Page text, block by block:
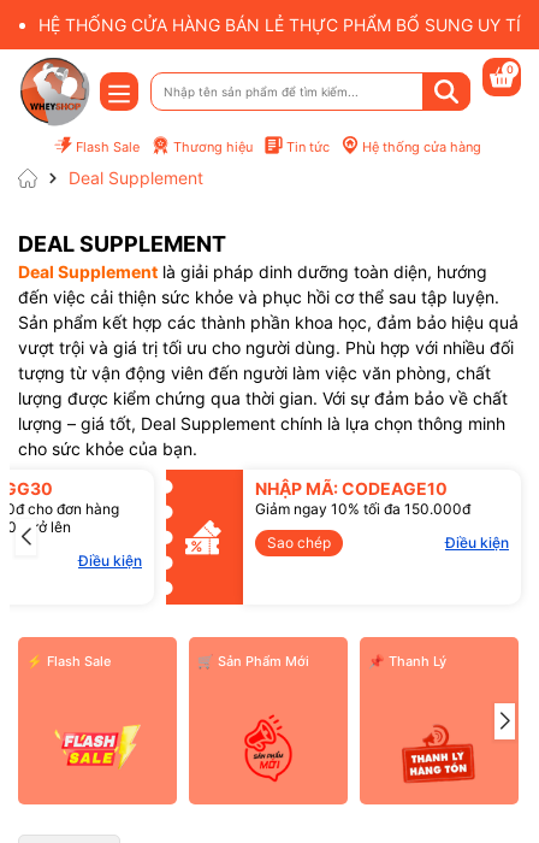
HỆ THỐNG CỬA HÀNG BÁN LẺ THỰC PHẨM BỔ SUNG UY
Flash Sale Thương hiệu Tin tức Hệ thống cửa hàng
0
Deal Supplement
DEAL SUPPLEMENT
Deal Supplement là giải pháp dinh dưỡng toàn diện, hướng
đến việc cải thiện sức khỏe và phục hồi cơ thể sau tập luyện.
Sản phẩm kết hợp các thành phần khoa học, đảm bảo hiệu quả
vượt trội và giá trị tối ưu cho người dùng. Phù hợp với nhiều đối
tượng từ vận động viên đến người làm việc văn phòng, chất
lượng được kiểm chứng qua thời gian. Với sự đảm bảo về chất
lượng – giá tốt, Deal Supplement chính là lựa chọn thông minh
cho sức khỏe của bạn.
cho đơn hàng
trở lên
Điều kiện
NHẬP MÃ: CODEAGE10
Giảm ngay 10% tối đa 150.000đ
Sao chép
Điều kiện
Mã giảm giá:
Điều kiện:
⚡ Flash Sale ️🛒 Sản Phẩm Mới 📌 Thanh Lý